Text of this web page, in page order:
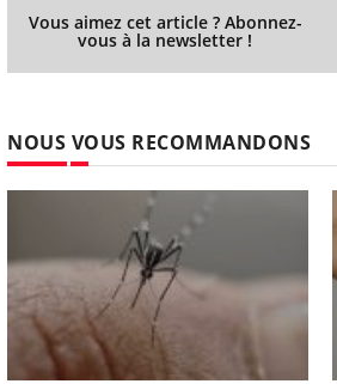
Vous aimez cet article ? Abonnez-
vous à la newsletter !
NOUS VOUS RECOMMANDONS